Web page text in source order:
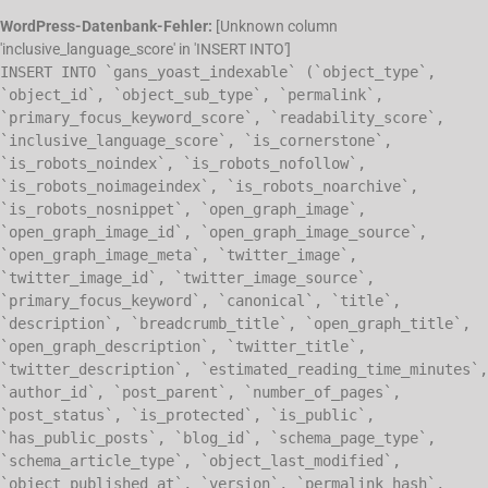
WordPress-Datenbank-Fehler: [Unknown column
'inclusive_language_score' in 'INSERT INTO']
INSERT INTO `gans_yoast_indexable` (`object_type`,
`object_id`, `object_sub_type`, `permalink`,
`primary_focus_keyword_score`, `readability_score`,
`inclusive_language_score`, `is_cornerstone`,
`is_robots_noindex`, `is_robots_nofollow`,
`is_robots_noimageindex`, `is_robots_noarchive`,
`is_robots_nosnippet`, `open_graph_image`,
`open_graph_image_id`, `open_graph_image_source`,
`open_graph_image_meta`, `twitter_image`,
`twitter_image_id`, `twitter_image_source`,
`primary_focus_keyword`, `canonical`, `title`,
`description`, `breadcrumb_title`, `open_graph_title`,
`open_graph_description`, `twitter_title`,
`twitter_description`, `estimated_reading_time_minutes`,
`author_id`, `post_parent`, `number_of_pages`,
`post_status`, `is_protected`, `is_public`,
`has_public_posts`, `blog_id`, `schema_page_type`,
`schema_article_type`, `object_last_modified`,
`object_published_at`, `version`, `permalink_hash`,